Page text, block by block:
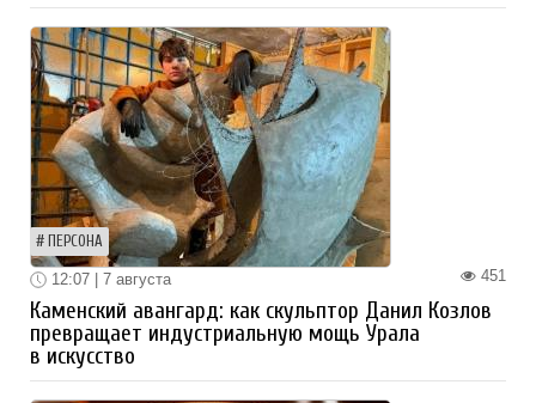
ПЕРСОНА
451
12:07 | 7 августа
Каменский авангард: как скульптор Данил Козлов
превращает индустриальную мощь Урала
в искусство